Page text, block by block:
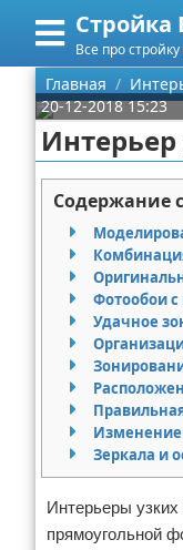
Стройка
Все про
Меню
Главная
Категории
Строительство
Мебель
Интерьер и
Дизайн дачи
Дизайн
Кухня
Посуда
Ремонт
Ремонт дачи
Ремонт
Инструменты
Ванная
Домашний быт
Поиск
О проекте
Контакты
Сотрудничество
Размещение
Для
Условия
Отказ от
Главная
20-12-2018 15:23
Содержание
Фотообои
Удачное
Изменение
Зеркала и
Интерьеры
прямоугольной